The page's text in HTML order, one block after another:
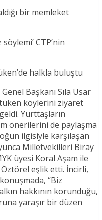
bir memleket
CTP’nin
halkla buluştu
Başkanı Sıla Usar
köylerini ziyaret
Yurttaşların
önerilerini de paylaşma
ilgisiyle karşılaşan
Milletvekilleri Biray
üyesi Koral Aşam ile
Öztörel eşlik etti. İncirli,
“Biz
hakkının korunduğu,
yaraşır bir düzen